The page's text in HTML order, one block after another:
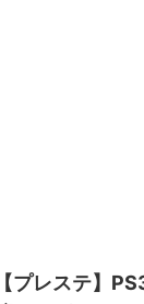
プレステ】